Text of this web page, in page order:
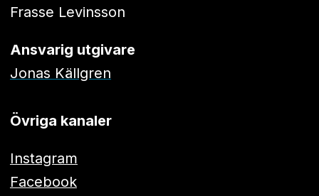
Frasse Levinsson
Ansvarig utgivare
Jonas Källgren
Övriga kanaler
Instagram
Facebook